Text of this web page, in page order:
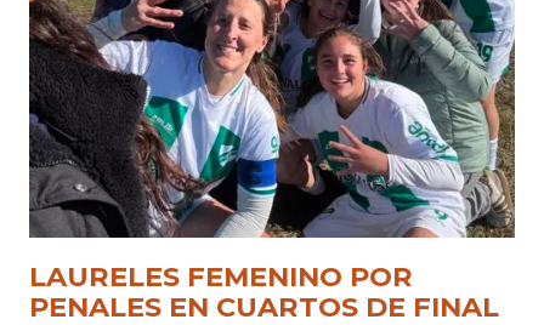
LAURELES FEMENINO POR
PENALES EN CUARTOS DE FINAL